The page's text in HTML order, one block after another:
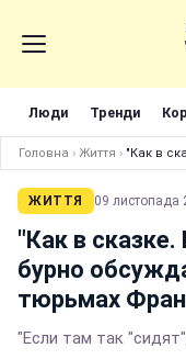
Люди Тренди
Головна › Життя › "Как в
ЖИТТЯ 09 листопада
"Как в сказке.
бурно
тюрьмах
"Если там так